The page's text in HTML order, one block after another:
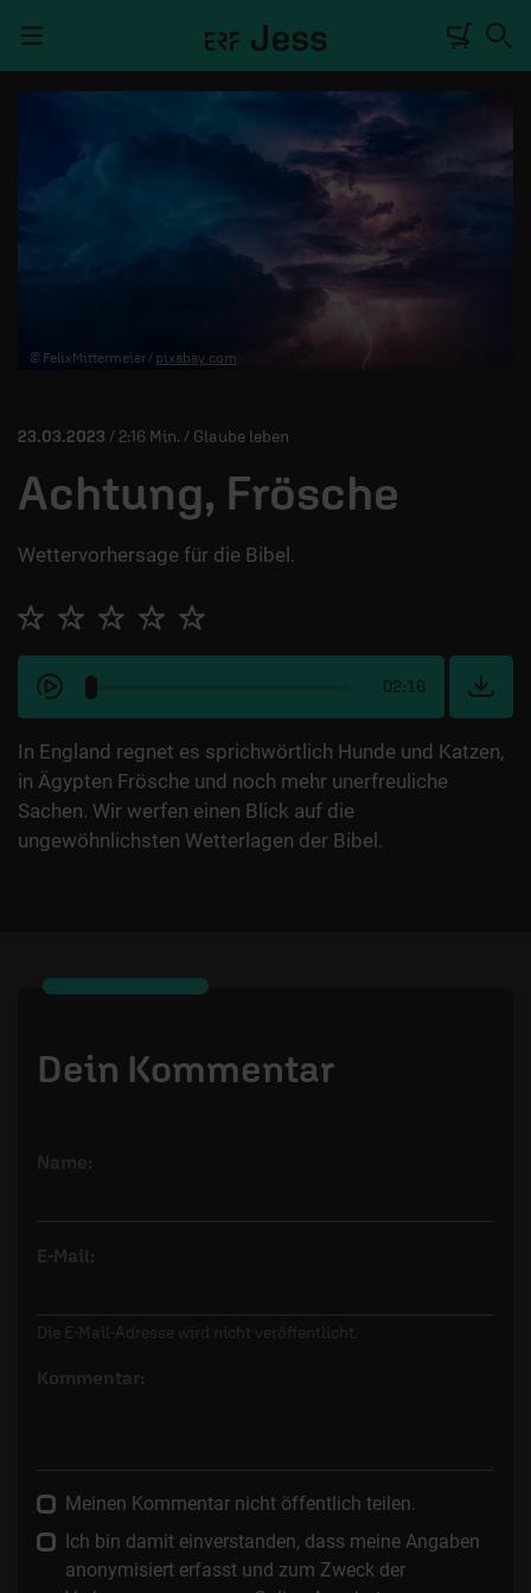
MITMACHEN
ÜBER UNS
© FelixMittermeier / pixabay.com
23.03.2023 / 2:16 Min. / Glaube leben
Achtung, Frösche
Wettervorhersage für die Bibel.
02:16
In England regnet es sprichwörtlich Hunde und Katzen,
in Ägypten Frösche und noch mehr unerfreuliche
Sachen. Wir werfen einen Blick auf die
ungewöhnlichsten Wetterlagen der Bibel.
Dein Kommentar
Name:
E-Mail:
Die E-Mail-Adresse wird nicht veröffentlicht.
Kommentar:
Meinen Kommentar nicht öffentlich teilen.
Ich bin damit einverstanden, dass meine Angaben
anonymisiert erfasst und zum Zweck der